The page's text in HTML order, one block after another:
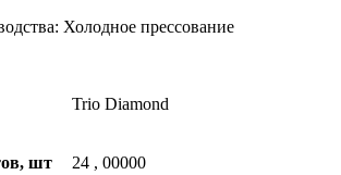
Холодное прессование
Trio Diamond
шт 24 , 00000